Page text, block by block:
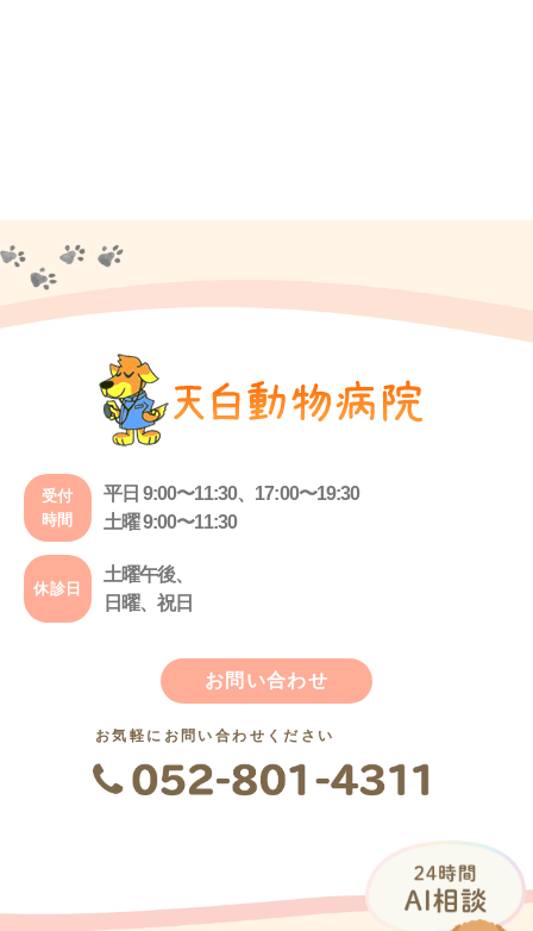
受付
時間
平日 9:00〜11:30、17:00〜19:30
土曜 9:00〜11:30
休診日
土曜午後、
日曜、祝日
お問い合わせ
お気軽にお問い合わせください